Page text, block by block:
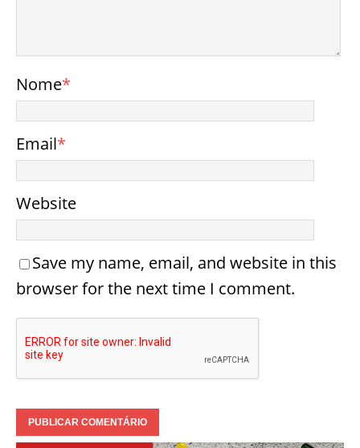
Nome*
Email*
Website
Save my name, email, and website in this
browser for the next time I comment.